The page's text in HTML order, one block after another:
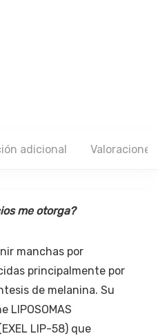
adicional
me otorga?
manchas por
principalmente por
de melanina. Su
LIPOSOMAS
LIP-58) que